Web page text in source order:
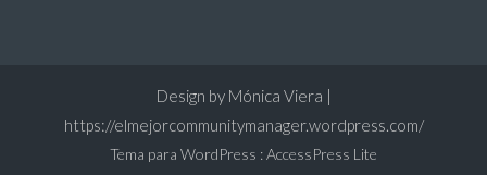
Design by Mónica Viera |
https://elmejorcommunitymanager.wordpress.com/
Tema para WordPress :AccessPress Lite